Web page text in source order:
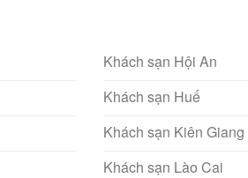
Khách sạn Hội An
Khách sạn Huế
Khách sạn Kiên Giang
Khách sạn Lào Cai